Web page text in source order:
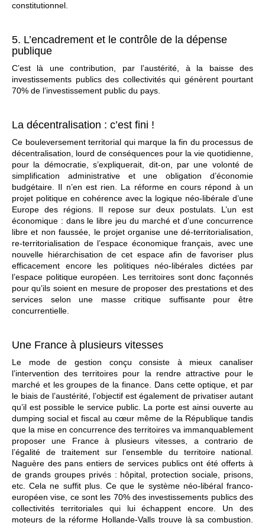
constitutionnel.
5. L’encadrement et le contrôle de la dépense
publique
C’est là une contribution, par l’austérité, à la baisse des
investissements publics des collectivités qui génèrent pourtant
70% de l’investissement public du pays.
La décentralisation : c’est fini !
Ce bouleversement territorial qui marque la fin du processus de
décentralisation, lourd de conséquences pour la vie quotidienne,
pour la démocratie, s’expliquerait, dit-on, par une volonté de
simplification administrative et une obligation d’économie
budgétaire. Il n’en est rien. La réforme en cours répond à un
projet politique en cohérence avec la logique néo-libérale d’une
Europe des régions. Il repose sur deux postulats. L’un est
économique : dans le libre jeu du marché et d’une concurrence
libre et non faussée, le projet organise une dé-territorialisation,
re-territorialisation de l’espace économique français, avec une
nouvelle hiérarchisation de cet espace afin de favoriser plus
efficacement encore les politiques néo-libérales dictées par
l’espace politique européen. Les territoires sont donc façonnés
pour qu’ils soient en mesure de proposer des prestations et des
services selon une masse critique suffisante pour être
concurrentielle.
Une France à plusieurs vitesses
Le mode de gestion conçu consiste à mieux canaliser
l’intervention des territoires pour la rendre attractive pour le
marché et les groupes de la finance. Dans cette optique, et par
le biais de l’austérité, l’objectif est également de privatiser autant
qu’il est possible le service public. La porte est ainsi ouverte au
dumping social et fiscal au cœur même de la République tandis
que la mise en concurrence des territoires va immanquablement
proposer une France à plusieurs vitesses, a contrario de
l’égalité de traitement sur l’ensemble du territoire national.
Naguère des pans entiers de services publics ont été offerts à
de grands groupes privés : hôpital, protection sociale, prisons,
etc. Cela ne suffit plus. Ce que le système néo-libéral franco-
européen vise, ce sont les 70% des investissements publics des
collectivités territoriales qui lui échappent encore. Un des
moteurs de la réforme Hollande-Valls trouve là sa combustion.